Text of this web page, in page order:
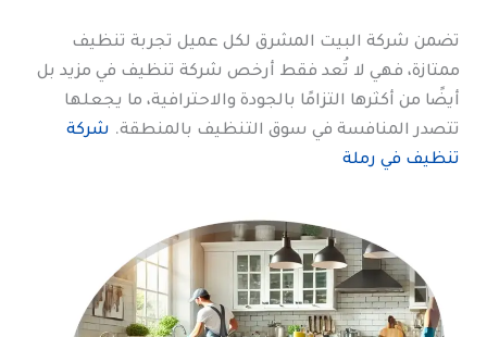
تضمن شركة البيت المشرق لكل عميل تجربة تنظيف
ممتازة، فهي لا تُعد فقط أرخص شركة تنظيف في مزيد بل
أيضًا من أكثرها التزامًا بالجودة والاحترافية، ما يجعلها
تتصدر المنافسة في سوق التنظيف بالمنطقة. شركة
تنظيف في رملة